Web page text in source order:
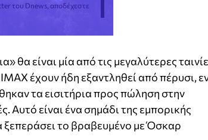
του Dnews, αποδέχεστε
είναι μία από τις μεγαλύτερες
έχουν ήδη εξαντληθεί από πέρυσι,
τα εισιτήρια προς πώληση στην
Αυτό είναι ένα σημάδι της εμπορικής
ξεπεράσει το βραβευμένο με Όσκαρ